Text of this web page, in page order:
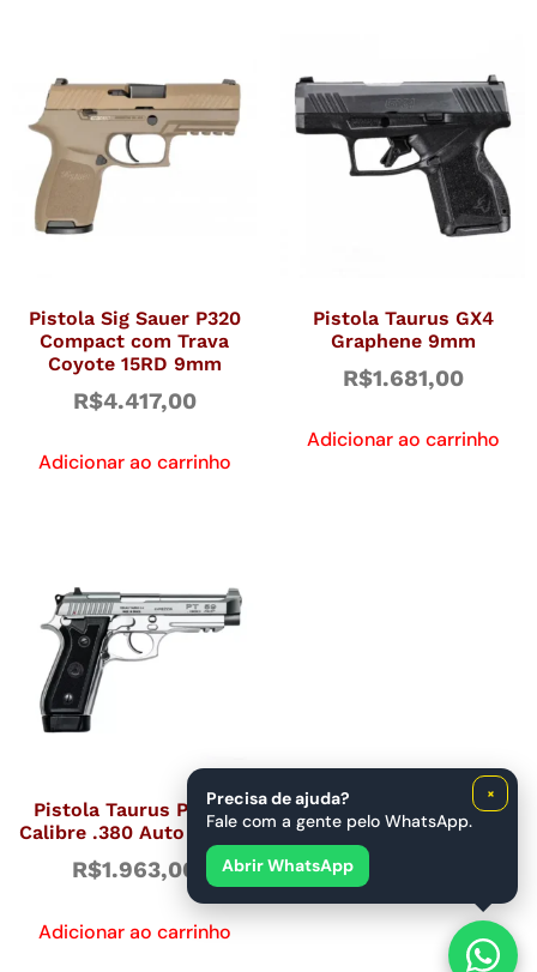
Pistola Sig Sauer P320
Compact com Trava
Coyote 15RD 9mm
R$4.417,00
Adicionar ao carrinho
Pistola Taurus GX4
Graphene 9mm
R$1.681,00
Adicionar ao carrinho
Pistola Taurus PT59S
Calibre .380 Auto – Inox
R$1.963,00
Adicionar ao carrinho
×
Precisa de ajuda?
Fale com a gente pelo WhatsApp.
Abrir WhatsApp